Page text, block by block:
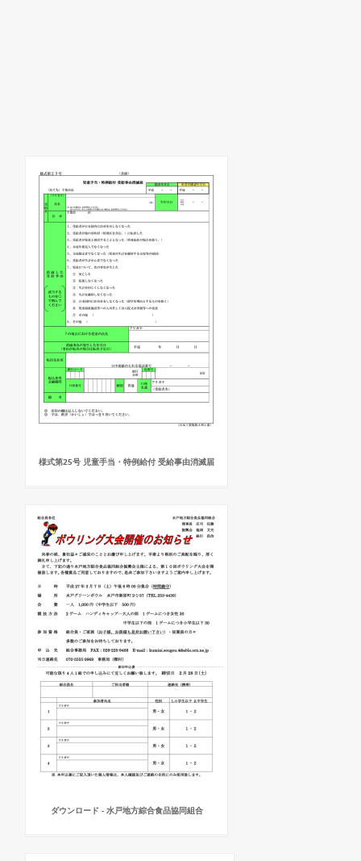
様式第25号 児童手当・特例給付 受給事由消滅届
ダウンロード - 水戸地方綜合食品協同組合